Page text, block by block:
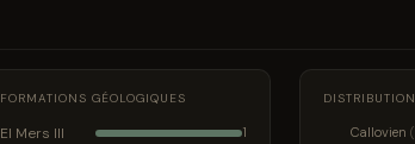
FORMATIONS GÉOLOGIQUES
El Mers III 1 Callovien